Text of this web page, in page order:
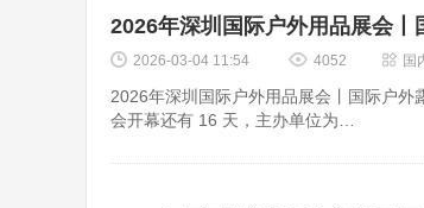
2026年深圳国际户外用品展会丨
2026-03-04 11:54 4052 国
2026年深圳国际户外用品展会丨国际户
会开幕还有 16 天，主办单位为…